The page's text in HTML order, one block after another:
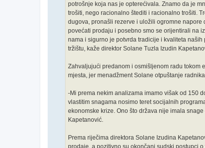
potrošnje koja nas je opterećivala. Znamo da je
trošiti, nego racionalno štediti i racionalno trošiti.
dugova, pronašli rezerve i uložili ogromne
povećati prodaju i posebno smo se orijentirali na
nama i sigurno je potvrda tradicije i kvaliteta
tržištu, kaže direktor Solane Tuzla Izudin
Zahvaljujući predanom i osmišljenom radu tokom
mjesta, jer menadžment Solane otpuštanje
-Mi prema nekim analizama imamo višak od 150
vlastitim snagama nosimo teret socijalnih
ekonomske krize. Ono što država nije imala
Kapetanović.
Prema riječima direktora Solane Izudina